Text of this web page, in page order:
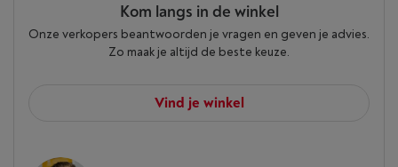
Kom langs in de winkel
Onze verkopers beantwoorden je vragen en geven je advies.
Zo maak je altijd de beste keuze.
Vind je winkel